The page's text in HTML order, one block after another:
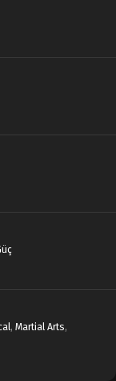
, Martial Arts,